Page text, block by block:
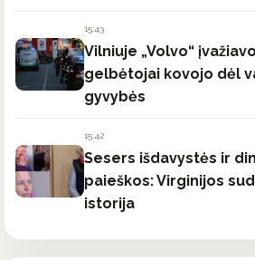
15:43
Vilniuje „Volvo“
gelbėtojai kovojo dėl
gyvybės
15:42
Sesers išdavystės ir
paieškos: Virginijos
istorija